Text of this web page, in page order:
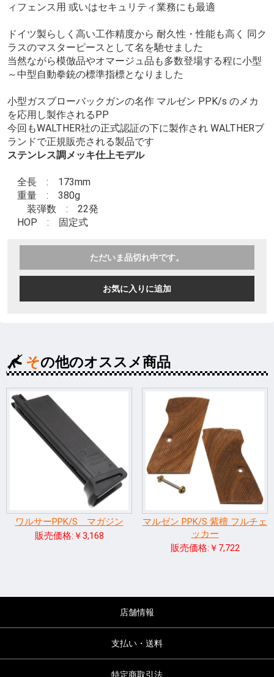
ィフェンス用 或いはセキュリティ業務にも最適
ドイツ製らしく高い工作精度から 耐久性・性能も高く 同ク
ラスのマスターピースとして名を馳せました
当然ながら模倣品やオマージュ品も多数登場する程に小型
～中型自動拳銃の標準指標となりました
小型ガスブローバックガンの名作 マルゼン PPK/s のメカ
を応用し製作されるPP
今回もWALTHER社の正式認証の下に製作され WALTHERブ
ランドで正規販売される製品です
ステンレス調メッキ仕上モデル
全長 : 173mm
重量 : 380g
装弾数 : 22発
HOP : 固定式
ただいま品切れ中です。
お気に入りに追加
その他のオススメ商品
ワルサーPPK/S マガジン
販売価格:￥3,168
マルゼン PPK/S 紫檀 フルチェ
ッカー
販売価格:￥7,722
店舗情報
支払い・送料
特定商取引法